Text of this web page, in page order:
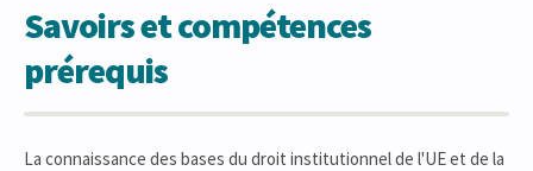
Savoirs et compétences
prérequis
La connaissance des bases du droit institutionnel de l'UE et de la